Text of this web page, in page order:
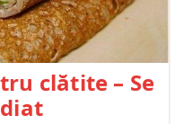
clătite – Se